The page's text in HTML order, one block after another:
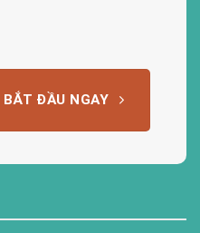
BẮT ĐẦU NGAY